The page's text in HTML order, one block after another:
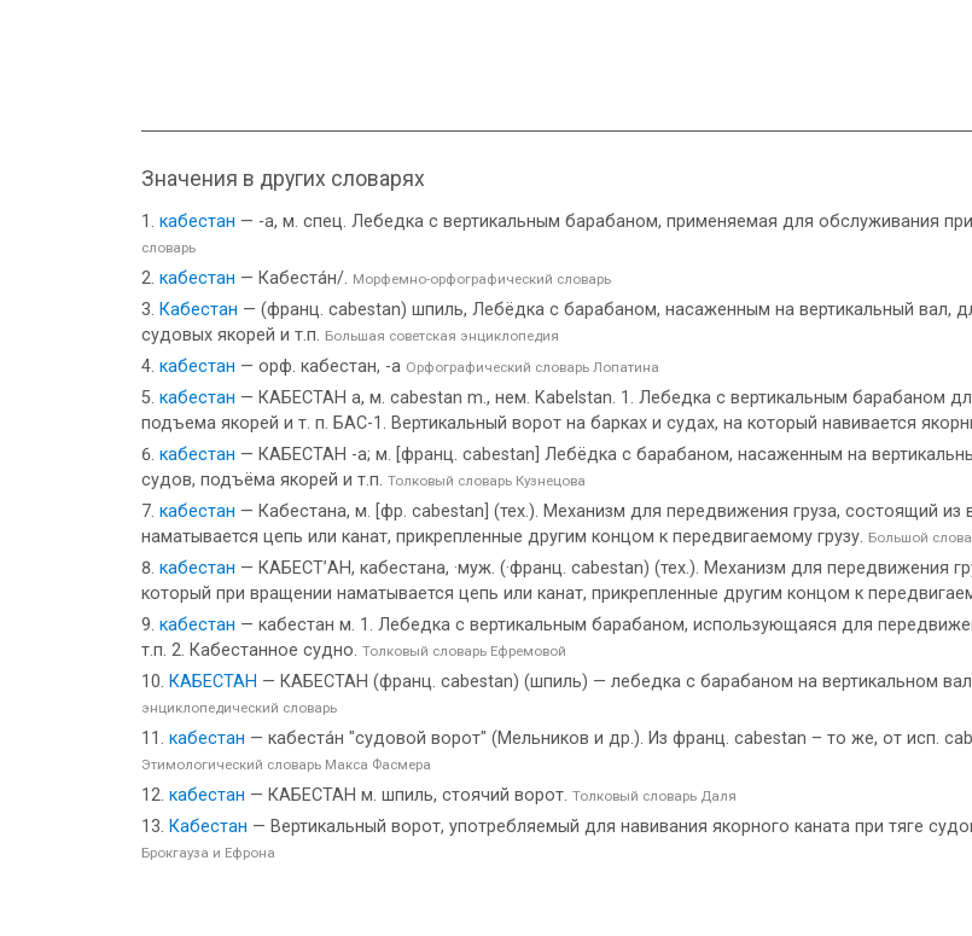
Значения в других словарях
кабестан — -а, м. спец. Лебедка с вертикальным барабаном, применяемая для обслуживания
словарь
кабестан — Кабеста́н/. Морфемно-орфографический словарь
Кабестан — (франц. cabestan) шпиль, Лебёдка с барабаном, насаженным на вертикальный вал,
судовых якорей и т.п. Большая советская энциклопедия
кабестан — орф. кабестан, -а Орфографический словарь Лопатина
кабестан — КАБЕСТАН а, м. cabestan m., нем. Kabelstan. 1. Лебедка с вертикальным барабаном
подъема якорей и т. п. БАС-1. Вертикальный ворот на барках и судах, на который навивается
кабестан — КАБЕСТАН -а; м. [франц. cabestan] Лебёдка с барабаном, насаженным на
судов, подъёма якорей и т.п. Толковый словарь Кузнецова
кабестан — Кабестана, м. [фр. cabestan] (тех.). Механизм для передвижения груза, состоящий из
наматывается цепь или канат, прикрепленные другим концом к передвигаемому грузу. Большой
кабестан — КАБЕСТ’АН, кабестана, ·муж. (·франц. cabestan) (тех.). Механизм для передвижения
который при вращении наматывается цепь или канат, прикрепленные другим концом к
кабестан — кабестан м. 1. Лебедка с вертикальным барабаном, использующаяся для
т.п. 2. Кабестанное судно. Толковый словарь Ефремовой
КАБЕСТАН — КАБЕСТАН (франц. cabestan) (шпиль) — лебедка с барабаном на вертикальном
энциклопедический словарь
кабестан — кабеста́н "судовой ворот" (Мельников и др.). Из франц. саbеstаn – то же, от исп.
Этимологический словарь Макса Фасмера
кабестан — КАБЕСТАН м. шпиль, стоячий ворот. Толковый словарь Даля
Кабестан — Вертикальный ворот, употребляемый для навивания якорного каната при тяге
Брокгауза и Ефрона